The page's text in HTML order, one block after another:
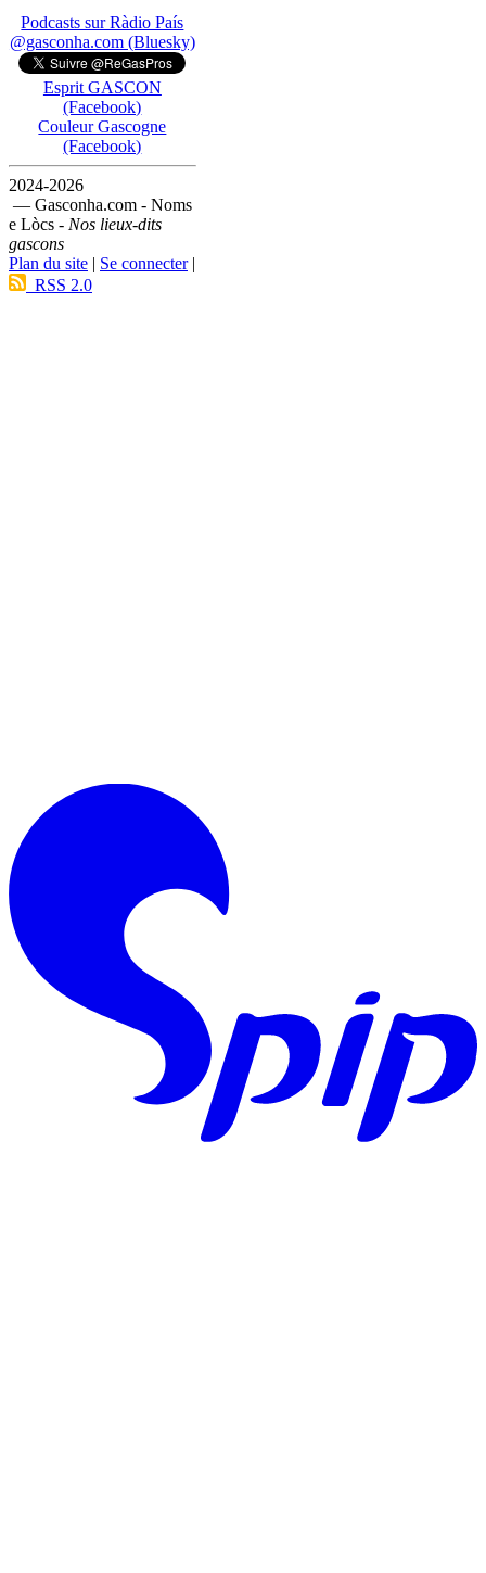
Podcasts sur Ràdio País
@gasconha.com (Bluesky)
Esprit GASCON
(Facebook)
Couleur Gascogne
(Facebook)
2024-2026
— Gasconha.com - Noms
e Lòcs - Nos lieux-dits
gascons
Plan du site | Se connecter|
RSS 2.0